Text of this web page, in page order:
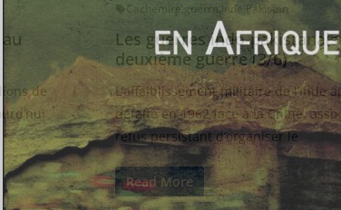
de
Cachemire, guerre,Inde Pakistan
Les guerres indo-
deuxième guerre (3/6)
L’affaiblissement militaire de l’Inde
défaite en 1962 face à la Chine,
refus persistant d’organiser le
Read More